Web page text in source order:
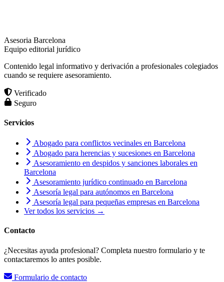
Asesoria Barcelona
Equipo editorial jurídico
Contenido legal informativo y derivación a profesionales colegiados
cuando se requiere asesoramiento.
Verificado
Seguro
Servicios
Abogado para conflictos vecinales en Barcelona
Abogado para herencias y sucesiones en Barcelona
Asesoramiento en despidos y sanciones laborales en
Barcelona
Asesoramiento jurídico continuado en Barcelona
Asesoría legal para autónomos en Barcelona
Asesoría legal para pequeñas empresas en Barcelona
Ver todos los servicios →
Contacto
¿Necesitas ayuda profesional? Completa nuestro formulario y te
contactaremos lo antes posible.
Formulario de contacto